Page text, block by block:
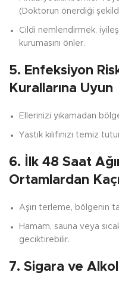
(Doktorun önerdiği
Cildi nemlendirmek,
kurumasını önler.
5. Enfeksiyon
Kurallarına Uyun
Ellerinizi yıkamadan
Yastık kılıfınızı temiz
6. İlk 48 Saat
Ortamlardan
Aşırı terleme, bölgenin
Hamam, sauna veya
geciktirebilir.
7. Sigara ve